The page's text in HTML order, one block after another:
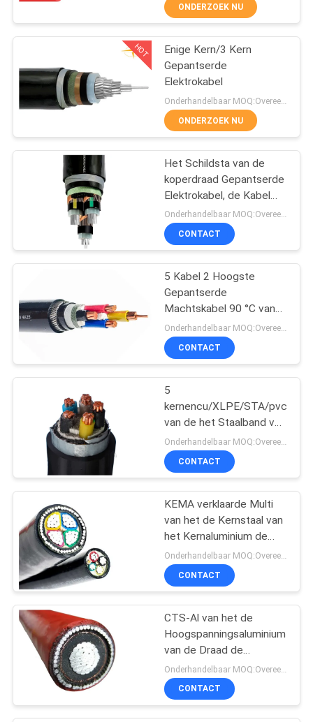
FABRIEKSREIS
KWALITEITSCONTROLE
ONS
NIEUWS
EEN
OFFERTE
SITEMAP
PRIVACYBELEID
pvc geïsoleerde
kabels
elektrische kabel
draad
197
lage rook nul
halogeenkabel
140
Brandwerende kabel
108
Naakte Leider
ONDERZOEK NU
HOT
Enige Kern/3 Kern
Gepantserde
Elektrokabel
ONDERZOEK NU
Het Schildsta van de
koperdraad Gepantserde
Elektrokabel, de Kabel
van de Aluminiumleider
Onderhandelbaar MOQ:Overeen te komen
CONTACT
5 Kabel 2 Hoogste
Gepantserde
Machtskabel 90 °C van
pvc van kernswa
Gepantserde Elektro
Onderhandelbaar MOQ:Overeen te komen
CONTACT
5
kernencu/XLPE/STA/pvc-
van de het Staalband van
de Machtskabel Multi de
Kern Gepantserde Kabel
0,6/1kV
CONTACT
KEMA verklaarde Multi
van het de Kernstaal van
het Kernaluminium de
Draad Gepantserde
Elektrische Kabel
CONTACT
CTS-Al van het de
Hoogspanningsaluminium
van de Draad de
Gepantserde Elektrische
Kabel van de de
Machtskabel Enige Fase
CONTACT